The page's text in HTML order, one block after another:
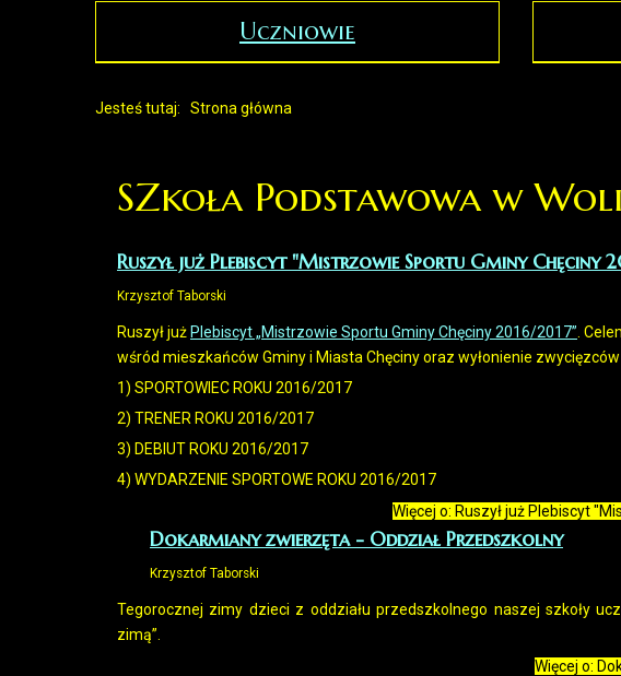
Uczniowie
Jesteś tutaj: Strona główna
SZkoła Podstawowa w
Ruszył już Plebiscyt "Mistrzowie Sportu Gminy Chęciny
Krzysztof Taborski
Ruszył już Plebiscyt „Mistrzowie Sportu Gminy Chęciny 2016/2017” .
wśród mieszkańców Gminy i Miasta Chęciny oraz wyłonienie
1) SPORTOWIEC ROKU 2016/2017
2) TRENER ROKU 2016/2017
3) DEBIUT ROKU 2016/2017
4) WYDARZENIE SPORTOWE ROKU 2016/2017
Więcej o: Ruszył już Plebiscyt
Dokarmiany zwierzęta - Oddział Przedszkolny
Krzysztof Taborski
Tegorocznej zimy dzieci z oddziału przedszkolnego naszej szkoły
zimą”.
Więcej o: